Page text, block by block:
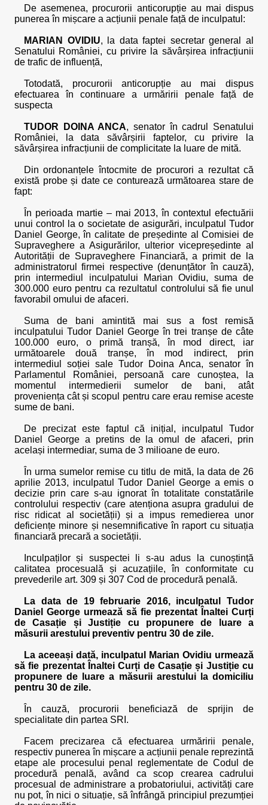
De asemenea, procurorii anticorupție au mai dispus
punerea în mișcare a acțiunii penale față de inculpatul:
MARIAN OVIDIU, la data faptei secretar general al
Senatului României, cu privire la săvârșirea infracțiunii
de trafic de influență,
Totodată, procurorii anticorupție au mai dispus
efectuarea în continuare a urmăririi penale față de
suspecta
TUDOR DOINA ANCA, senator în cadrul Senatului
României, la data săvârșirii faptelor, cu privire la
săvârșirea infracțiunii de complicitate la luare de mită.
Din ordonanțele întocmite de procurori a rezultat că
există probe și date ce conturează următoarea stare de
fapt:
În perioada martie – mai 2013, în contextul efectuării
unui control la o societate de asigurări, inculpatul Tudor
Daniel George, în calitate de președinte al Comisiei de
Supraveghere a Asigurărilor, ulterior vicepreședinte al
Autorității de Supraveghere Financiară, a primit de la
administratorul firmei respective (denunțător în cauză),
prin intermediul inculpatului Marian Ovidiu, suma de
300.000 euro pentru ca rezultatul controlului să fie unul
favorabil omului de afaceri.
Suma de bani amintită mai sus a fost remisă
inculpatului Tudor Daniel George în trei tranșe de câte
100.000 euro, o primă tranșă, în mod direct, iar
următoarele două tranșe, în mod indirect, prin
intermediul soției sale Tudor Doina Anca, senator în
Parlamentul României, persoană care cunoștea, la
momentul intermedierii sumelor de bani, atât
proveniența cât și scopul pentru care erau remise aceste
sume de bani.
De precizat este faptul că inițial, inculpatul Tudor
Daniel George a pretins de la omul de afaceri, prin
același intermediar, suma de 3 milioane de euro.
În urma sumelor remise cu titlu de mită, la data de 26
aprilie 2013, inculpatul Tudor Daniel George a emis o
decizie prin care s-au ignorat în totalitate constatările
controlului respectiv (care atenționa asupra gradului de
risc ridicat al societății) și a impus remedierea unor
deficiențe minore și nesemnificative în raport cu situația
financiară precară a societății.
Inculpaților și suspectei li s-au adus la cunoștință
calitatea procesuală și acuzațiile, în conformitate cu
prevederile art. 309 și 307 Cod de procedură penală.
La data de 19 februarie 2016, inculpatul Tudor
Daniel George urmează să fie prezentat Înaltei Curți
de Casație și Justiție cu propunere de luare a
măsurii arestului preventiv pentru 30 de zile.
La aceeași dată, inculpatul Marian Ovidiu urmează
să fie prezentat Înaltei Curți de Casație și Justiție cu
propunere de luare a măsurii arestului la domiciliu
pentru 30 de zile.
În cauză, procurorii beneficiază de sprijin de
specialitate din partea SRI.
Facem precizarea că efectuarea urmăririi penale,
respectiv punerea în mișcare a acțiunii penale reprezintă
etape ale procesului penal reglementate de Codul de
procedură penală, având ca scop crearea cadrului
procesual de administrare a probatoriului, activități care
nu pot, în nici o situație, să înfrângă principiul prezumției